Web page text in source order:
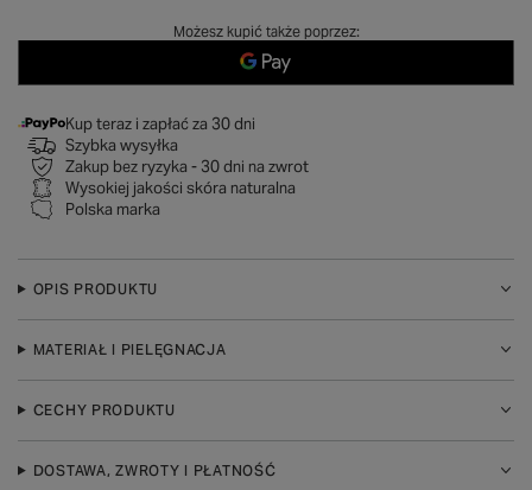
Możesz kupić także poprzez:
Kup teraz i zapłać za 30 dni
Szybka wysyłka
Zakup bez ryzyka - 30 dni na zwrot
Wysokiej jakości skóra naturalna
Polska marka
OPIS PRODUKTU
MATERIAŁ I PIELĘGNACJA
CECHY PRODUKTU
DOSTAWA, ZWROTY I PŁATNOŚĆ